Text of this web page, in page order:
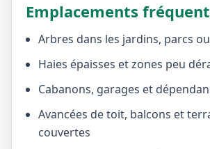
Emplacements
Arbres dans les jardins, parcs
Haies épaisses et zones peu
Cabanons, garages et
Avancées de toit, balcons et
couvertes